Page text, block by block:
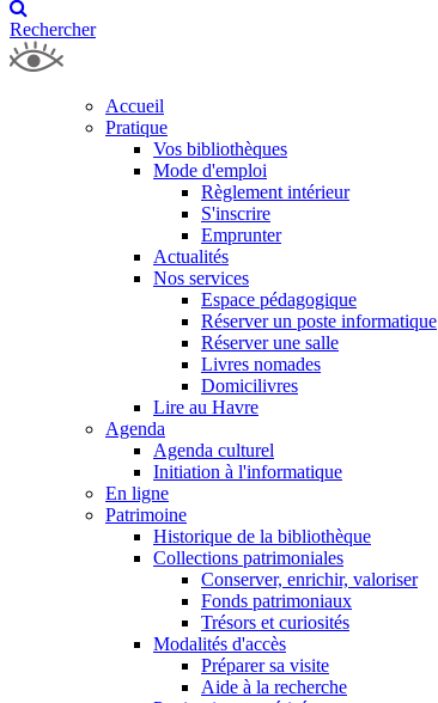
recherche
Rechercher
Accueil
Pratique
Vos bibliothèques
Mode d'emploi
Règlement intérieur
S'inscrire
Emprunter
Actualités
Nos services
Espace pédagogique
Réserver un poste informatique
Réserver une salle
Livres nomades
Domicilivres
Lire au Havre
Agenda
Agenda culturel
Initiation à l'informatique
En ligne
Patrimoine
Historique de la bibliothèque
Collections patrimoniales
Conserver, enrichir, valoriser
Fonds patrimoniaux
Trésors et curiosités
Modalités d'accès
Préparer sa visite
Aide à la recherche